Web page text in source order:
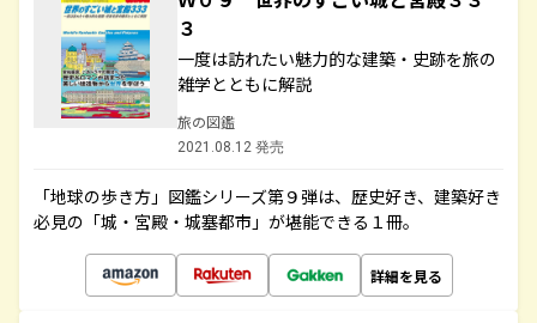
３
一度は訪れたい魅力的な建築・史跡を旅の
雑学とともに解説
旅の図鑑
2021.08.12 発売
「地球の歩き方」図鑑シリーズ第９弾は、歴史好き、建築好き
必見の「城・宮殿・城塞都市」が堪能できる１冊。
詳細を見る